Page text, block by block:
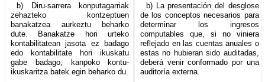
b) Diru-sarrera konputagarriak
zehazteko kontzeptuen
banakatzea aurkeztu beharko
dute. Banakatze hori urteko
kontabilitatean jasota ez badago
edo kontabilitate hori ikuskatu
gabe badago, kanpoko kontu-
ikuskaritza batek egin beharko du.
b) La presentación del desglose
de los conceptos necesarios para
determinar los ingresos
computables que, si no viniera
reflejado en las cuentas anuales o
estas no hubieran sido auditadas,
deberá venir conformado por una
auditoría externa.